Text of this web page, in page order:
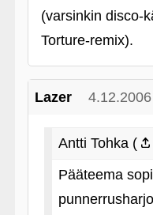
(varsinkin disco-
Torture-remix).
Lazer
Antti Tohka (
Pääteema